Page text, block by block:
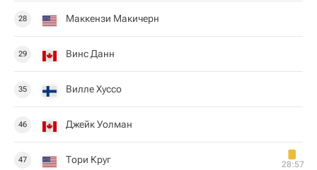
28 Маккензи Макичерн
29 Винс Данн
35 Вилле Хуссо
46 Джейк Уолман
47 Тори Круг 28:57